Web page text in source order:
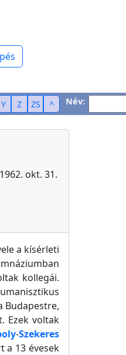
Y Z ZS ^ Név:
okt. 31.
a kísérleti
kollegái.
Budapestre,
Ezek voltak
-Szekeres
a 13 évesek